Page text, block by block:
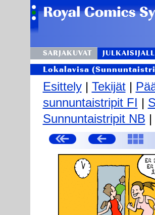
SARJAKUVAT
Lokalavisa
Esittely| Tekijät|
sunnuntaistripit FI |
Sunnuntaistripit NB